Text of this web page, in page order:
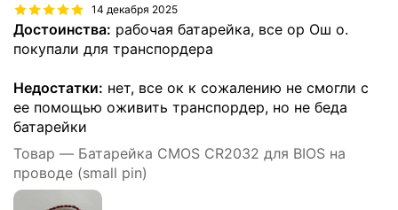
14 декабря 2025
Достоинства: рабочая батарейка, все ор Ош о.
покупали для транспордера
Недостатки: нет, все ок к сожалению не смогли с
ее помощью оживить транспордер, но не беда
батарейки
Товар — Батарейка CMOS CR2032 для BIOS на
проводе (small pin)